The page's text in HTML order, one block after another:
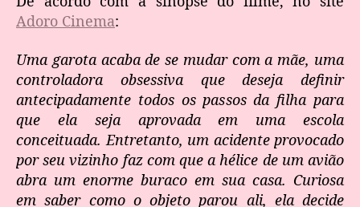
Adoro Cinema:
Uma garota acaba de se mudar com a mãe, uma
controladora obsessiva que deseja definir
antecipadamente todos os passos da filha para
que ela seja aprovada em uma escola
conceituada. Entretanto, um acidente provocado
por seu vizinho faz com que a hélice de um avião
abra um enorme buraco em sua casa. Curiosa
em saber como o objeto parou ali, ela decide